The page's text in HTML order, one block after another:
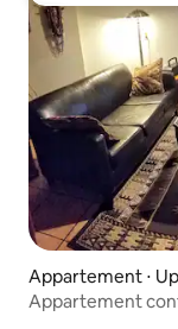
Appartement ⋅
Appartement